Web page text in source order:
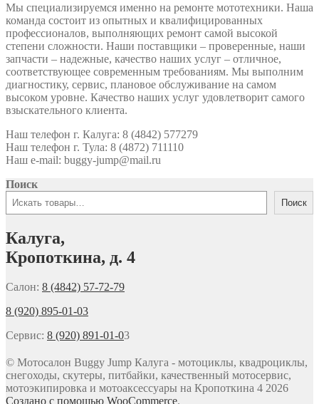
Мы специализируемся именно на ремонте мототехники. Наша
команда состоит из опытных и квалифицированных
профессионалов, выполняющих ремонт самой высокой
степени сложности. Наши поставщики – проверенные, наши
запчасти – надежные, качество наших услуг – отличное,
соответствующее современным требованиям. Мы выполним
диагностику, сервис, плановое обслуживание на самом
высоком уровне. Качество наших услуг удовлетворит самого
взыскательного клиента.
Наш телефон г. Калуга: 8 (4842) 577279
Наш телефон г. Тула: 8 (4872) 711110
Наш е-mail: buggy-jump@mail.ru
Поиск
Поиск
Калуга,
Кропоткина, д. 4
Салон: 8 (4842) 57-72-79
8 (920) 895-01-03
Сервис: 8 (920) 891-01-03
© Мотосалон Buggy Jump Калуга - мотоциклы, квадроциклы,
снегоходы, скутеры, питбайки, качественный мотосервис,
мотоэкипировка и мотоаксессуары на Кропоткина 4 2026
Создано с помощью WooCommerce.